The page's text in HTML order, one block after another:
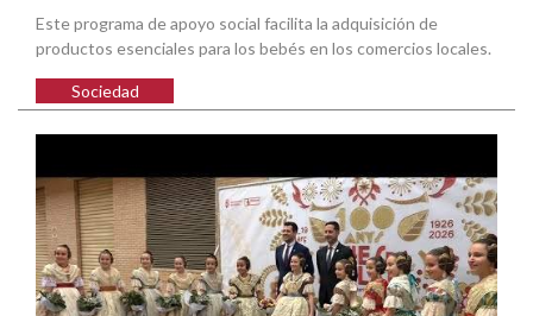
Este programa de apoyo social facilita la adquisición de
productos esenciales para los bebés en los comercios locales.
Sociedad